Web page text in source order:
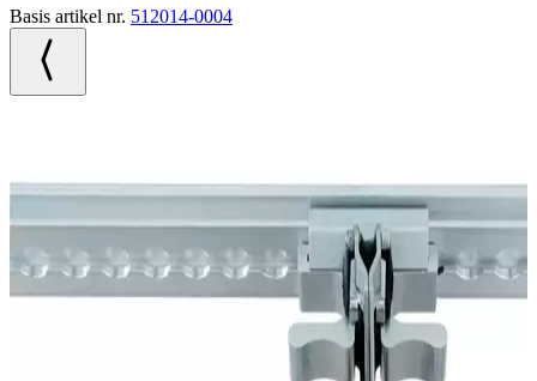
Basis artikel nr. 512014-0004